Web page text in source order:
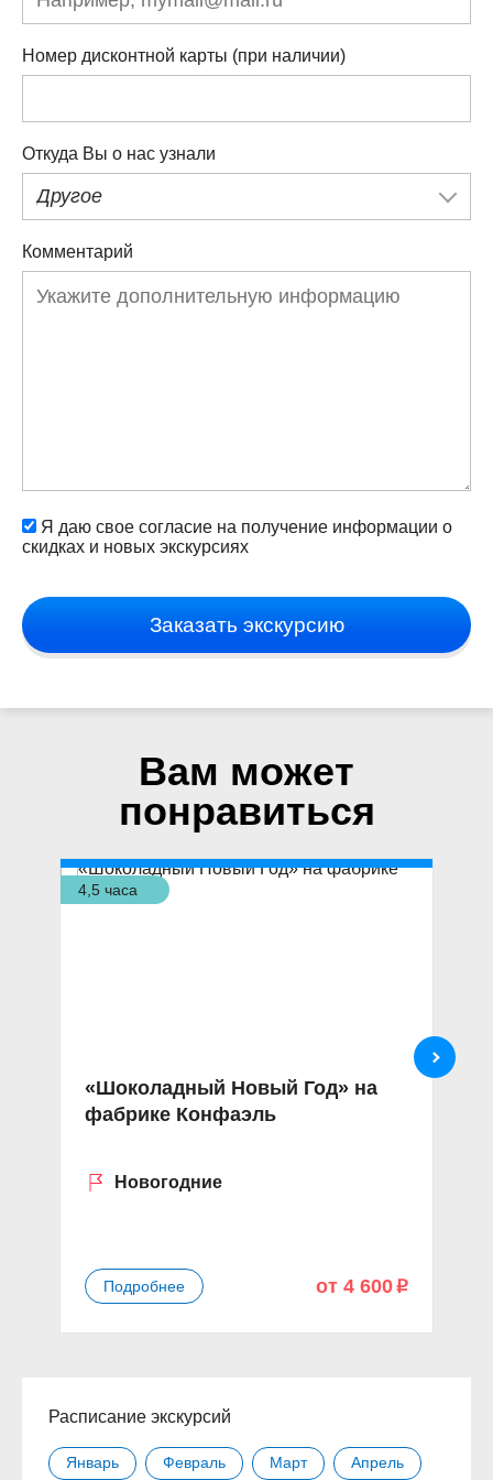
Номер дисконтной карты (при наличии)
Откуда Вы о нас узнали
Другое
Комментарий
Я даю свое согласие на получение информации о
скидках и новых экскурсиях
Заказать экскурсию
Вам может
понравиться
4,5 часа
«Шоколадный Новый Год» на
фабрике Конфаэль
Новогодние
Подробнее от 4 600 p
Расписание экскурсий
Январь Февраль Март Апрель